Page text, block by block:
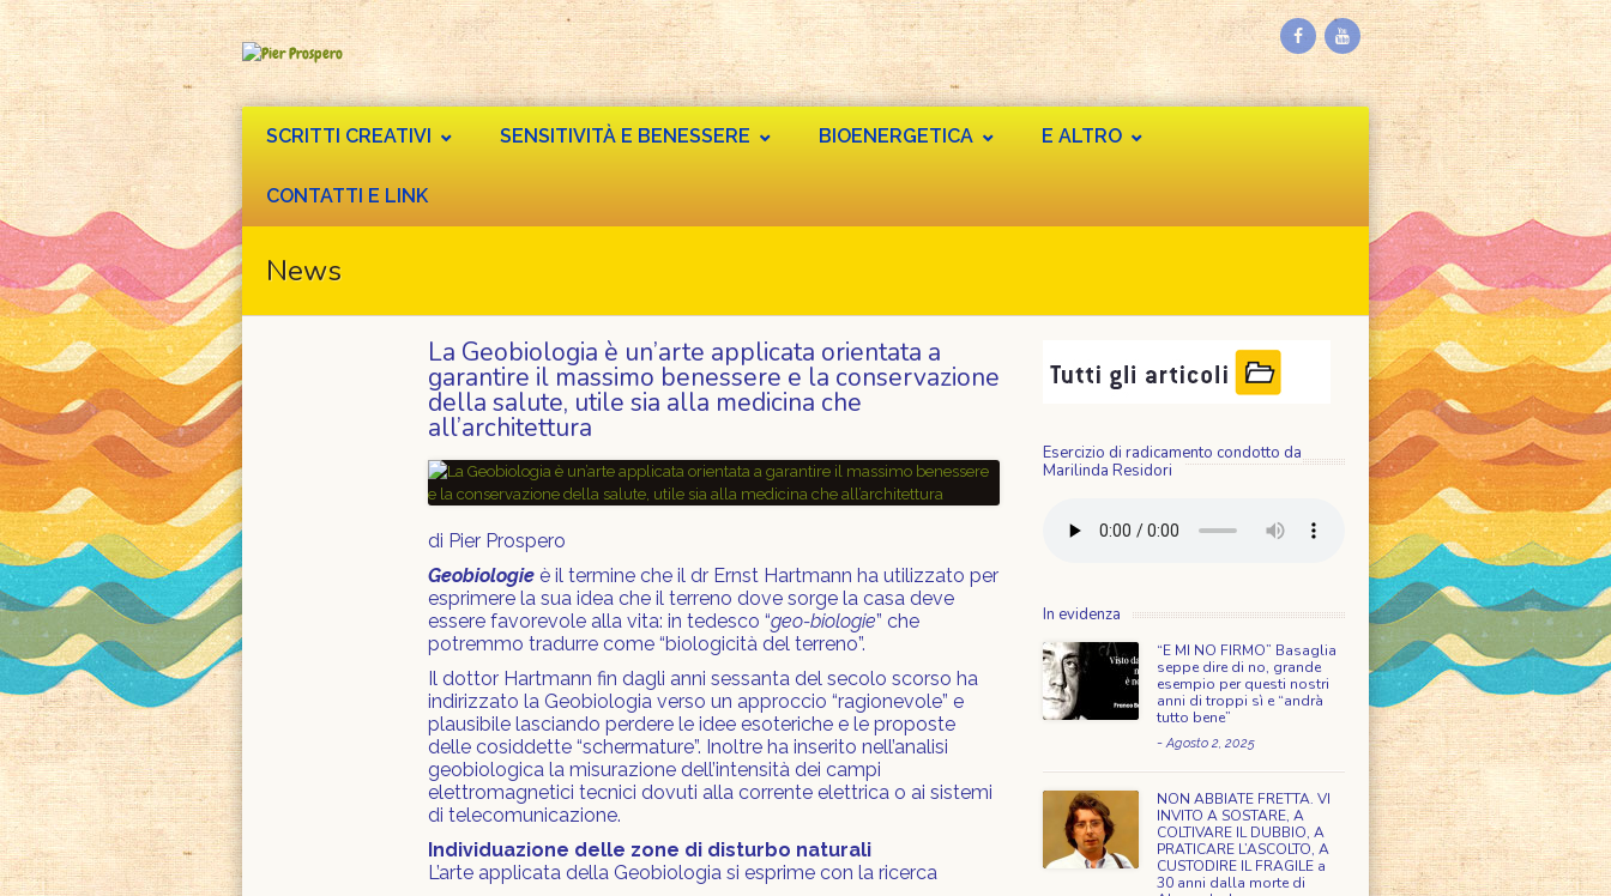
FacebookYoutube
SCRITTI CREATIVI SENSITIVITÀ E BENESSERE BIOENERGETICA E ALTRO
CONTATTI E LINK
News
La Geobiologia è un’arte applicata orientata a
garantire il massimo benessere e la conservazione
della salute, utile sia alla medicina che
all’architettura
di Pier Prospero
Geobiologieè il termine che il dr Ernst Hartmann ha utilizzato per
esprimere la sua idea che il terreno dove sorge la casa deve
essere favorevole alla vita: in tedesco “geo-biologie” che
potremmo tradurre come “biologicità del terreno”.
Il dottor Hartmann fin dagli anni sessanta del secolo scorso ha
indirizzato la Geobiologia verso un approccio “ragionevole” e
plausibile lasciando perdere le idee esoteriche e le proposte
delle cosiddette “schermature”. Inoltre ha inserito nell’analisi
geobiologica la misurazione dell’intensità dei campi
elettromagnetici tecnici dovuti alla corrente elettrica o ai sistemi
di telecomunicazione.
Individuazione delle zone di disturbo naturali
L’arte applicata della Geobiologia si esprime con la ricerca
Esercizio di radicamento condotto da
Marilinda Residori
In evidenza
“E MI NO FIRMO” Basaglia
seppe dire di no, grande
esempio per questi nostri
anni di troppi sì e “andrà
tutto bene”
-Agosto 2, 2025
NON ABBIATE FRETTA. VI
INVITO A SOSTARE, A
COLTIVARE IL DUBBIO, A
PRATICARE L’ASCOLTO, A
CUSTODIRE IL FRAGILE a
30 anni dalla morte di